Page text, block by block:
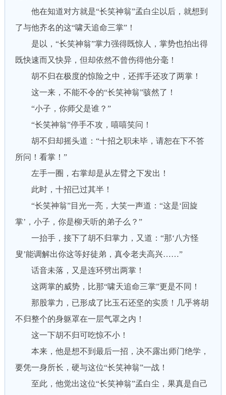
他在知道对方就是“长笑神翁”孟白尘以后，就想到
了与他齐名的这“啸天追命三掌”！
是以，“长笑神翁”掌力强得既惊人，掌势也拍出得
既快速而又快异，但却依然不曾伤得他分毫！
胡不归在极度的惊险之中，还挥手还攻了两掌！
这一来，不能不令的“长笑神翁”骇然了！
“小子，你师父是谁？”
“长笑神翁”停手不攻，嘻嘻笑问！
胡不归却摇头道：“十招之职未毕，请恕在下不答
所问！看掌！”
左手一圈，右掌却是从左臂之下发出！
此时，十招已过其半！
“长笑神翁”目光一亮，大笑一声道：“这是‘回旋
掌’，小子，你是柳天听的弟子么？”
一抬手，接下了胡不归掌力，又道：“那‘八方怪
叟’能调解出你这等好徒弟，真令老夫高兴……”
话音未落，又是连环劈出两掌！
这两掌的威势，比那“啸天追命三掌”更是不同！
那股掌力，已形成了比玉石还坚的实质！几乎将胡
不归整个的身躯罩在一层气罩之内！
这一下胡不归可吃惊不小！
本来，他是想不到最后一招，决不露出师门绝学，
要凭一身所长，硬与这位“长笑神翁”一战！
至此，他觉出这位“长笑神翁”孟白尘，果真是自己